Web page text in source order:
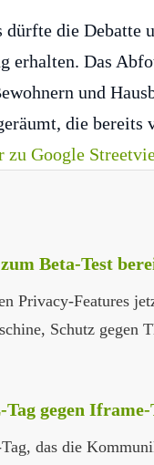
die Debatte
erhalten. Das
und
die bereits
zu Google
Beta-Test
Privacy-Features
Schutz gegen
gegen
das die